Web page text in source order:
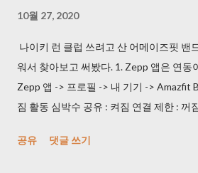
Video to JPG Converter >
https://www.dvdvideosoft.com/
JPG-Converter.htm (240826: 다운로드
서 URL 수정) 일 하면서 듀얼 모니터에 켜
* Every frame 으로 사용해야 한다. 4) 중복
title=Main_Page 생각보다 느리니 퇴근
10월 27, 2020
나이키 런 클럽 쓰려고 산 어메이즈핏 밴
워서 찾아보고 써봤다. 1. Zepp 앱은 연동
Zepp 앱 -> 프로필 -> 내 기기 -> Amazfit
짐 활동 심박수 공유 : 켜짐 연결 제한 : 꺼
-> 기기 5. 심박수 표시 -> 블루투스에서
공유 댓글 쓰기